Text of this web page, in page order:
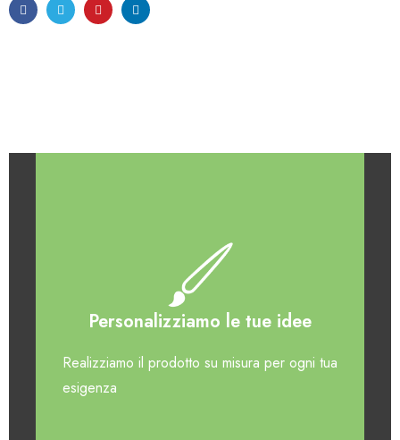
Personalizziamo le tue idee
Realizziamo il prodotto su misura per ogni tua
esigenza